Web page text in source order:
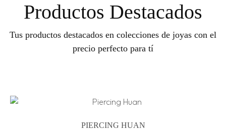
Productos Destacados
Tus productos destacados en colecciones de joyas con el
precio perfecto para tí
PIERCING HUAN